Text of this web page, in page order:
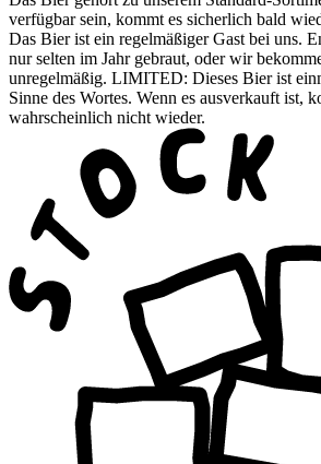
verfügbar sein, kommt es sicherlich bald
Das Bier ist ein regelmäßiger Gast bei uns.
nur selten im Jahr gebraut, oder wir
unregelmäßig. LIMITED: Dieses Bier ist
Sinne des Wortes. Wenn es ausverkauft ist,
wahrscheinlich nicht wieder.